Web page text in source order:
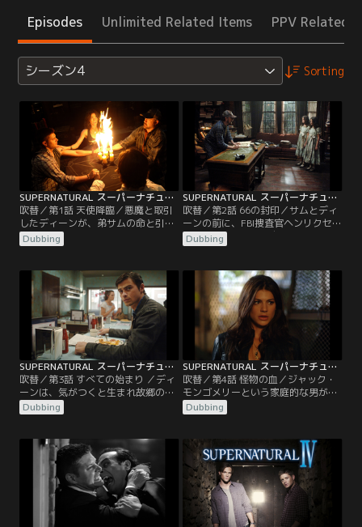
Episodes Unlimited Related Items PPV Related
シーズン4 Sorting
SUPERNATURAL スーパーナチュラル シーズン4 第01話／吹替
吹替／第1話 天使降臨／悪魔と取引
したディーンが、弟サムの命と引き
換えに地獄の猟犬に切り裂かれてか
ら4か月が過ぎようとしていた。あ
が、地獄に堕ちたはずが なぜ生き返
ったのか知るよしもない。ディーン
との再会を喜ぶサムとボビー。だ
が、助かった代償に悪魔たちが何を
望んでいるのかを考えると、三人は
戦慄を覚え…。
Dubbing
SUPERNATURAL スーパーナチュラル シーズン4 第02話／吹替
吹替／第2話 66の封印／サムとディ
ーンの前に、FBI捜査官ヘンリクセン
とメグの霊が現れ、自分たちを見捨
てたと言って二人を責め立てる。突
ディーン。その頃ボビーも同じよう
に、以前救えなかった子供たちの霊
から殺されそうになっていた。サム
とディーンはボビーを間一髪で救い
出すが、ハンターへの怒りに満ちた
霊が…。
Dubbing
SUPERNATURAL スーパーナチュラル シーズン4 第03話／吹替
吹替／第3話 すべての始まり ／ディ
ーンは、気がつくと生まれ故郷のカ
ンザス州ローレンスにいた。驚いた
ことに、そこは まだ若い父ジョンと
だった。ディーンは、なぜこの時代
にタイムスリップしたのか分からな
いまま、恋に落ちている若い両親
や、初めて会う祖父との楽しい時間
を過ごす。ところがこの家族こそ
Dubbing
SUPERNATURAL スーパーナチュラル シーズン4 第04話／吹替
吹替／第4話 怪物の血／ジャック・
モンゴメリーという家庭的な男が、
人肉を食べる怪物ルーガルーに変身
する。人食いとなった人々は、人間
か理解できない。同じようにねじれ
た運命の犠牲者であるサムは、ジャ
ックの衝動はコントロールできると
信じ、説得しようと言う。一方 ディ
ーンは、射殺することが真っ当な対
処の仕方だと主張する。
Dubbing